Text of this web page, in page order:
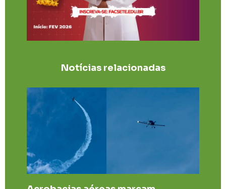
Notícias relacionadas